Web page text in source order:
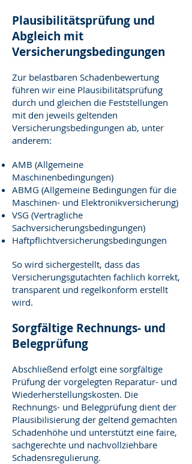
Plausibilitätsprüfung und
Abgleich mit
Versicherungsbedingungen
Zur belastbaren Schadenbewertung
führen wir eine Plausibilitätsprüfung
durch und gleichen die Feststellungen
mit den jeweils geltenden
Versicherungsbedingungen ab, unter
anderem:
AMB (Allgemeine
Maschinenbedingungen)
ABMG (Allgemeine Bedingungen für die
Maschinen- und Elektronikversicherung)
VSG (Vertragliche
Sachversicherungsbedingungen)
Haftpflichtversicherungsbedingungen
So wird sichergestellt, dass das
Versicherungsgutachten fachlich korrekt,
transparent und regelkonform erstellt
wird.
Sorgfältige Rechnungs- und
Belegprüfung
Abschließend erfolgt eine sorgfältige
Prüfung der vorgelegten Reparatur- und
Wiederherstellungskosten. Die
Rechnungs- und Belegprüfung dient der
Plausibilisierung der geltend gemachten
Schadenhöhe und unterstützt eine faire,
sachgerechte und nachvollziehbare
Schadensregulierung.